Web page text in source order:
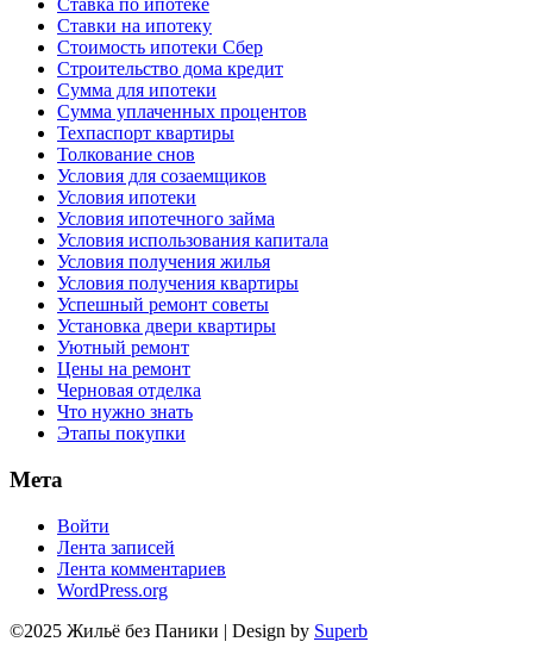
Ставка по ипотеке
Ставки на ипотеку
Стоимость ипотеки Сбер
Строительство дома кредит
Сумма для ипотеки
Сумма уплаченных процентов
Техпаспорт квартиры
Толкование снов
Условия для созаемщиков
Условия ипотеки
Условия ипотечного займа
Условия использования капитала
Условия получения жилья
Условия получения квартиры
Успешный ремонт советы
Установка двери квартиры
Уютный ремонт
Цены на ремонт
Черновая отделка
Что нужно знать
Этапы покупки
Мета
Войти
Лента записей
Лента комментариев
WordPress.org
©2025 Жильё без Паники | Design by Superb